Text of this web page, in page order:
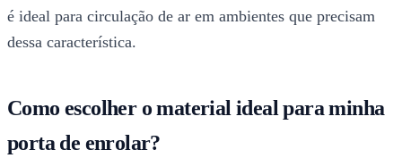
é ideal para circulação de ar em ambientes que precisam
dessa característica.
Como escolher o material ideal para minha
porta de enrolar?